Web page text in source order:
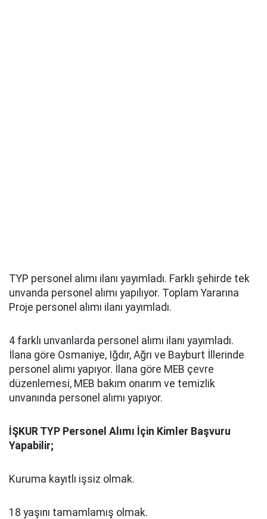
TYP personel alımı ilanı yayımladı. Farklı şehirde tek
unvanda personel alımı yapılıyor. Toplam Yararına
Proje personel alımı ilanı yayımladı.
4 farklı unvanlarda personel alımı ilanı yayımladı.
İlana göre Osmaniye, Iğdır, Ağrı ve Bayburt İllerinde
personel alımı yapıyor. İlana göre MEB çevre
düzenlemesi, MEB bakım onarım ve temizlik
unvanında personel alımı yapıyor.
İŞKUR TYP Personel Alımı İçin Kimler Başvuru
Yapabilir;
Kuruma kayıtlı işsiz olmak.
18 yaşını tamamlamış olmak.